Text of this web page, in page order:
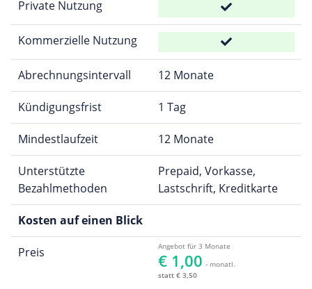
Private Nutzung
Kommerzielle Nutzung
Abrechnungsintervall 12 Monate
Kündigungsfrist 1 Tag
Mindestlaufzeit 12 Monate
Unterstützte
Bezahlmethoden
Prepaid, Vorkasse,
Lastschrift, Kreditkarte
Kosten auf einen Blick
Preis Angebot für 3 Monate
€ 1,00 - monatl.
statt € 3,50